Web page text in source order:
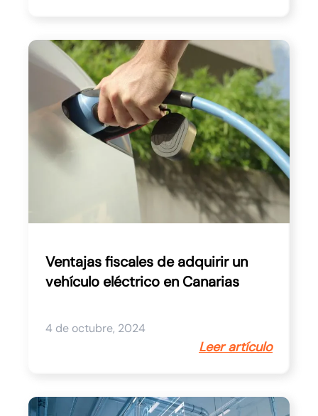
Ventajas fiscales de adquirir un
vehículo eléctrico en Canarias
4 de octubre, 2024
Leer artículo